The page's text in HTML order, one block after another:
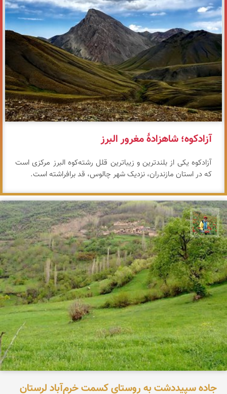
آزادکوه؛ شاهزادهٔ مغرور البرز
آزادکوه یکی از بلندترین و زیباترین قلل رشته‌کوه البرز مرکزی است
که در استان مازندران، نزدیک شهر چالوس، قد برافراشته است.
اسفندیار خدایی
جاده سپیددشت به روستای کسمت خرم‌آباد لرستان